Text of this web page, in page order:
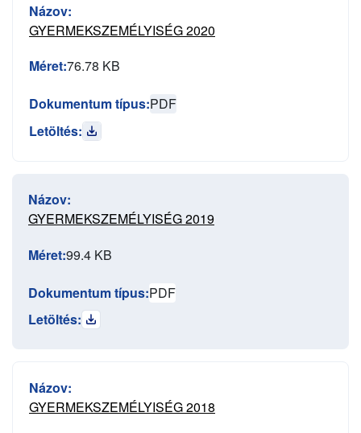
Názov:
GYERMEKSZEMÉLYISÉG 2020
Méret:76.78 KB
Dokumentum típus:PDF
Letöltés:
Názov:
GYERMEKSZEMÉLYISÉG 2019
Méret:99.4 KB
Dokumentum típus:PDF
Letöltés:
Názov:
GYERMEKSZEMÉLYISÉG 2018